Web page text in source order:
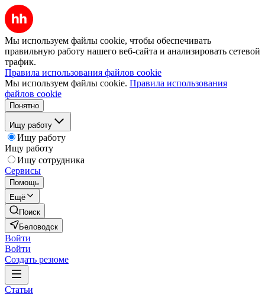
Мы используем файлы cookie, чтобы обеспечивать
правильную работу нашего веб-сайта и анализировать сетевой
трафик.
Правила использования файлов cookie
Мы используем файлы cookie. Правила использования
файлов cookie
Понятно
Ищу работу
Ищу работу
Ищу работу
Ищу сотрудника
Сервисы
Помощь
Ещё
Поиск
Беловодск
Войти
Войти
Создать резюме
Статьи